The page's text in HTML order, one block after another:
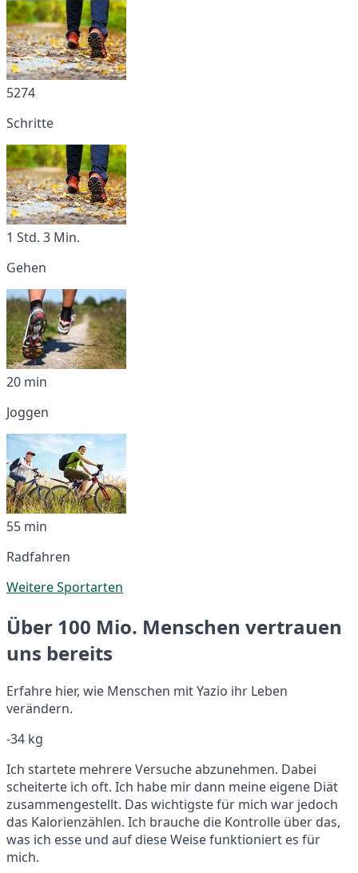
5274
Schritte
1 Std. 3 Min.
Gehen
20 min
Joggen
55 min
Radfahren
Weitere Sportarten
Über 100 Mio. Menschen vertrauen
uns bereits
Erfahre hier, wie Menschen mit Yazio ihr Leben
verändern.
-34 kg
Ich startete mehrere Versuche abzunehmen. Dabei
scheiterte ich oft. Ich habe mir dann meine eigene Diät
zusammengestellt. Das wichtigste für mich war jedoch
das Kalorienzählen. Ich brauche die Kontrolle über das,
was ich esse und auf diese Weise funktioniert es für
mich.